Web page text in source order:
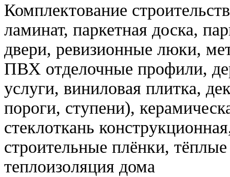
Комплектование
ламинат, паркетная доска,
двери, ревизионные люки,
ПВХ отделочные профили,
услуги, виниловая плитка,
пороги, ступени),
стеклоткань
строительные плёнки,
теплоизоляция дома